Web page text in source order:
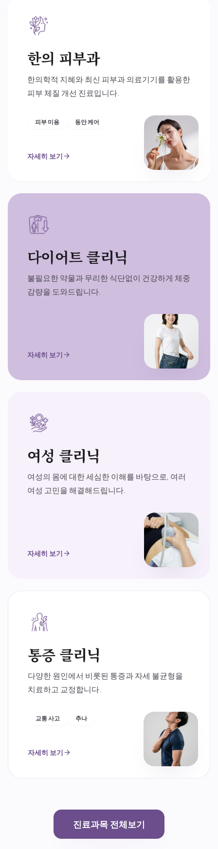
한의 피부과
한의학적 지혜와 최신 피부과 의료기기를 활용한
피부 체질 개선 진료입니다.
피부 미용 동안 케어
자세히 보기 arrow_forward
다이어트 클리닉
불필요한 약물과 무리한 식단없이 건강하게 체중
감량을 도와드립니다.
자세히 보기 arrow_forward
여성 클리닉
여성의 몸에 대한 세심한 이해를 바탕으로, 여러
여성 고민을 해결해드립니다.
자세히 보기 arrow_forward
통증 클리닉
다양한 원인에서 비롯된 통증과 자세 불균형을
치료하고 교정합니다.
교통 사고 추나
자세히 보기 arrow_forward
진료과목 전체보기